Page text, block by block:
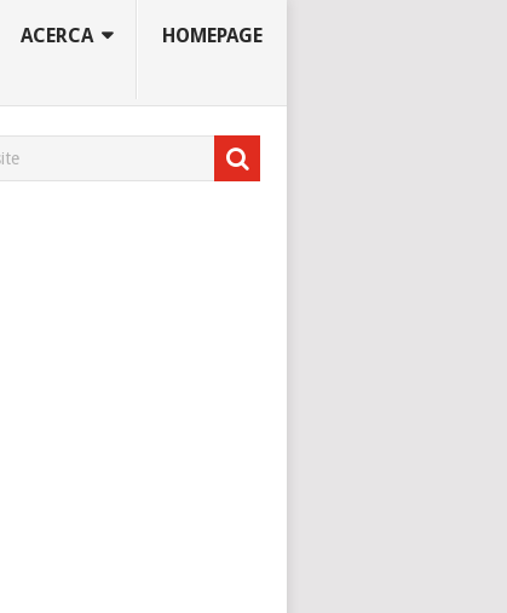
ACERCA HOMEPAGE